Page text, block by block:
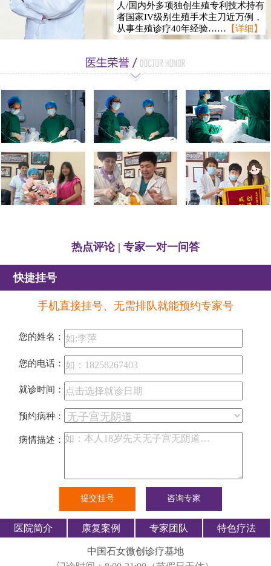
人/国内外多项独创生殖专利技术持有
者国家IV级别生殖手术主刀近万例，
从事生殖诊疗40年经验…… 【详细】
热点评论 | 专家一对一问答
快捷挂号
手机直接挂号、无需排队就能预约专家号
您的姓名：
您的电话：
就诊时间：
预约病种：
病情描述：
医院简介 康复案例 专家团队 特色疗法
中国石女微创诊疗基地